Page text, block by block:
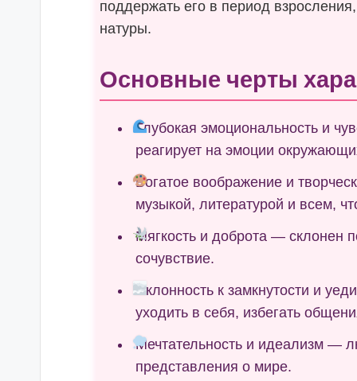
поддержать его в период
натуры.
Основные черты
Глубокая эмоциональность и
реагирует на эмоции
Богатое воображение и
музыкой, литературой и всем,
Мягкость и доброта — склонен
сочувствие.
Склонность к замкнутости и
уходить в себя, избегать
Мечтательность и идеализм —
представления о мире.